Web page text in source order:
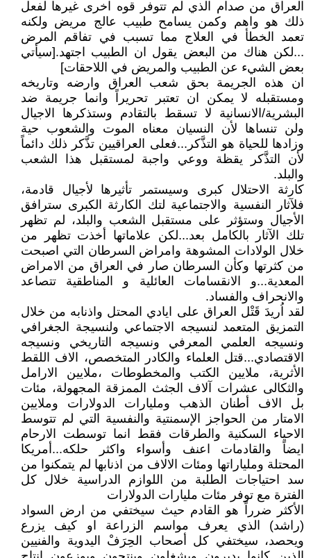
العراق من صدام الذي لم تتوفر قوه اخرى غيرها لفعل
ذلك هو واهم وكمن يسامح طبيب عالج مريض ولكنه
تعمد الخطأ في العلاج مما تسبب في تفاقم المرض
...لكن هناك من البعض يقول ان الطبيب اجتهد.[سيأتي
بعض الشيء عن الطبيب والمريض في اللاحقات]
ان هذه الجريمة بحق شعب العراق وارضه وتاريخه
ومستقبله لا يمكن ان تعتبر تحريراً وانما جريمة ضد
البشرية/الانسانية لا تسقط بالتقادم وستذكرها الاجيال
ولن تنساها لأن النسيان معناه الموت والشعوب حية
وزادها للحياة هو التذَّكر...فعلى العراقيين تذَّكر ذلك دائماً
لأن التذَّكر يقظة ووعي واجبة لمستقبل هذا الشعب
والبلد.
كارثة الاحتلال كبرى وسيستمر تأثيرها لأجيال قادمة،
فلآثار النفسية والاجتماعية لتك الكارثة الكبرى سترافق
الأجيال وستؤثر على مستقبل الشعب والبلد، لم تظهر
تلك الآثار بالكامل بعد...لكن علاماتها أخذت تظهر من
خلال الولادات المشوهة وامراض السرطان التي اصبحت
من كثرتها وكأن السرطان صار في العراق من الامراض
المعدية...و الانقسامات العائلية و المناطقية تتصاعد
والانحراف والفساد.
لقد اُريدَ قَتْل العراق على ايادي المحتل واذنابه من خلال
التمزيق المتعمد لنسيجه الاجتماعي ولنسيجة الجغرافي
ونسيجه العلمي المعرفي ونسيجه التاريخي ونسيجه
الاقتصادي...قتل العلماء والكادر المتخصص، الاف اللقط
الأثرية، ملايين الكتب والمخطوطات ،ملايين الارامل
والثكالى عشرات آلاف الجثث الممزقة المجهولة، مئات
بل الاف أطنان الذهب ومليارات الدولارات وملايين
الامتار من الحواجز الإسمنتية والنفسية التي لم تتوسط
الاحياء السكنية والطرقات فقط انما توسطت الارحام
ايضاً والقادمات اعنف وأسواء واكثر حلكه...أمريكا
المحتلة وملياراتها ومئات الالاف من اذنابها لم يتمكنوا من
سد احتياجات الطلبة من اللوازم الدراسية خلال كل
الفترة مع توفر مئات مليارات الدولارات
الأكثر ضرراً هو القادم حيث سيختفي من ارض السواد
(راشد) الذي يعرف مواسم الزراعة او كيف يزرع
ويحصد، سيختفي كل أصحاب الحِرَفْ اليدوية والفنيين